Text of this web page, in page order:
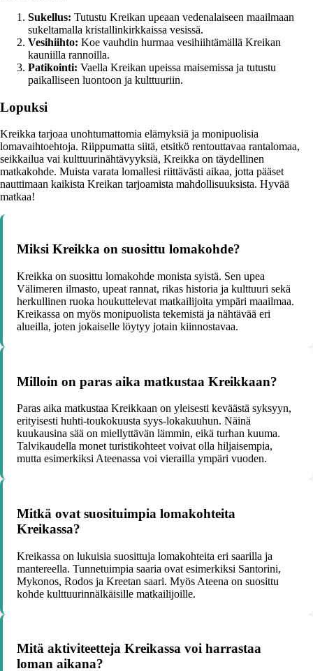
Sukellus: Tutustu Kreikan upeaan vedenalaiseen maailmaan
sukeltamalla kristallinkirkkaissa vesissä.
Vesihiihto: Koe vauhdin hurmaa vesihiihtämällä Kreikan
kauniilla rannoilla.
Patikointi: Vaella Kreikan upeissa maisemissa ja tutustu
paikalliseen luontoon ja kulttuuriin.
Lopuksi
Kreikka tarjoaa unohtumattomia elämyksiä ja monipuolisia
lomavaihtoehtoja. Riippumatta siitä, etsitkö rentouttavaa rantalomaa,
seikkailua vai kulttuurinähtävyyksiä, Kreikka on täydellinen
matkakohde. Muista varata lomallesi riittävästi aikaa, jotta pääset
nauttimaan kaikista Kreikan tarjoamista mahdollisuuksista. Hyvää
matkaa!
Miksi Kreikka on suosittu lomakohde?
Kreikka on suosittu lomakohde monista syistä. Sen upea
Välimeren ilmasto, upeat rannat, rikas historia ja kulttuuri sekä
herkullinen ruoka houkuttelevat matkailijoita ympäri maailmaa.
Kreikassa on myös monipuolista tekemistä ja nähtävää eri
alueilla, joten jokaiselle löytyy jotain kiinnostavaa.
Milloin on paras aika matkustaa Kreikkaan?
Paras aika matkustaa Kreikkaan on yleisesti keväästä syksyyn,
erityisesti huhti-toukokuusta syys-lokakuuhun. Näinä
kuukausina sää on miellyttävän lämmin, eikä turhan kuuma.
Talvikaudella monet turistikohteet voivat olla hiljaisempia,
mutta esimerkiksi Ateenassa voi vierailla ympäri vuoden.
Mitkä ovat suosituimpia lomakohteita
Kreikassa?
Kreikassa on lukuisia suosittuja lomakohteita eri saarilla ja
mantereella. Tunnetuimpia saaria ovat esimerkiksi Santorini,
Mykonos, Rodos ja Kreetan saari. Myös Ateena on suosittu
kohde kulttuurinnälkäisille matkailijoille.
Mitä aktiviteetteja Kreikassa voi harrastaa
loman aikana?